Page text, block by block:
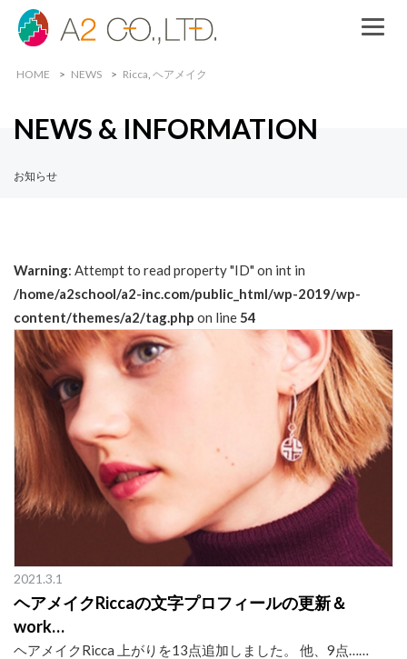
HOME NEWS Ricca, ヘアメイク
NEWS & INFORMATION
お知らせ
Warning: Attempt to read property "ID" on int in
/home/a2school/a2-inc.com/public_html/wp-2019/wp-
content/themes/a2/tag.php on line54
2021.3.1
ヘアメイクRiccaの文字プロフィールの更新＆
work…
ヘアメイクRicca 上がりを13点追加しました。 他、9点……